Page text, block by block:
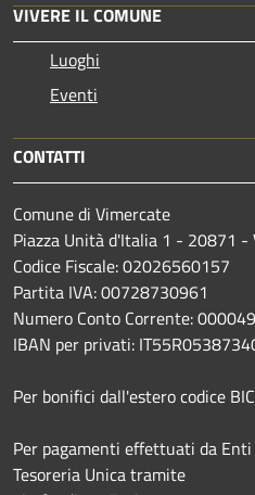
VIVERE IL COMUNE
Luoghi
Eventi
CONTATTI
Comune di Vimercate
Piazza Unità d'Italia 1 - 20871 -
Codice Fiscale: 02026560157
Partita IVA: 00728730961
Numero Conto Corrente:
IBAN per privati:
Per bonifici dall'estero codice
Per pagamenti effettuati da
Tesoreria Unica tramite